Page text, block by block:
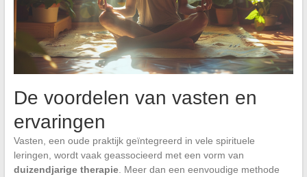
De voordelen van vasten en
ervaringen
Vasten, een oude praktijk geïntegreerd in vele spirituele
leringen, wordt vaak geassocieerd met een vorm van
duizendjarige therapie. Meer dan een eenvoudige methode